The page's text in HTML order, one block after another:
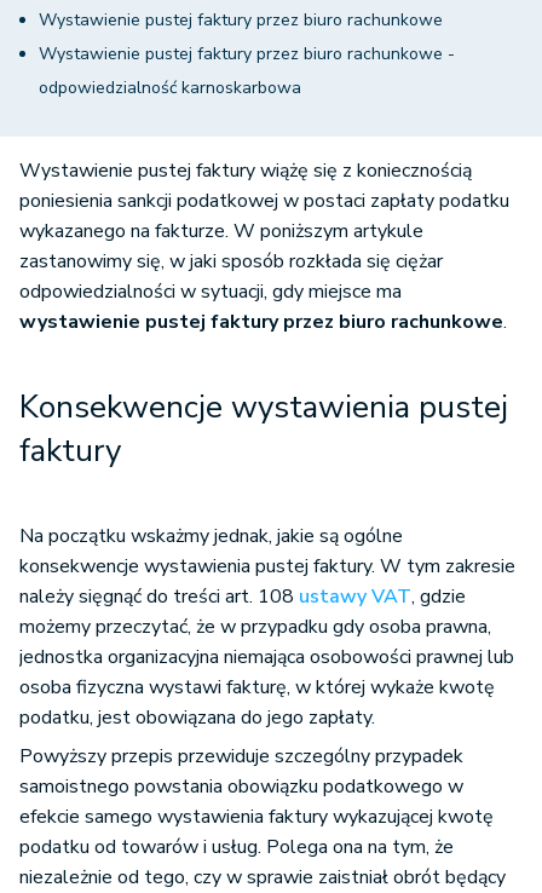
Wystawienie pustej faktury przez biuro rachunkowe
Wystawienie pustej faktury przez biuro rachunkowe -
odpowiedzialność karnoskarbowa
Wystawienie pustej faktury wiążę się z koniecznością
poniesienia sankcji podatkowej w postaci zapłaty podatku
wykazanego na fakturze. W poniższym artykule
zastanowimy się, w jaki sposób rozkłada się ciężar
odpowiedzialności w sytuacji, gdy miejsce ma
wystawienie pustej faktury przez biuro rachunkowe.
Konsekwencje wystawienia pustej
faktury
Na początku wskażmy jednak, jakie są ogólne
konsekwencje wystawienia pustej faktury. W tym zakresie
należy sięgnąć do treści art. 108 ustawy VAT, gdzie
możemy przeczytać, że w przypadku gdy osoba prawna,
jednostka organizacyjna niemająca osobowości prawnej lub
osoba fizyczna wystawi fakturę, w której wykaże kwotę
podatku, jest obowiązana do jego zapłaty.
Powyższy przepis przewiduje szczególny przypadek
samoistnego powstania obowiązku podatkowego w
efekcie samego wystawienia faktury wykazującej kwotę
podatku od towarów i usług. Polega ona na tym, że
niezależnie od tego, czy w sprawie zaistniał obrót będący